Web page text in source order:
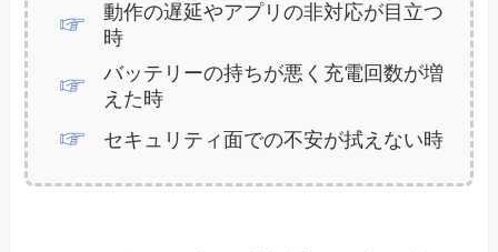
動作の遅延やアプリの非対応が目立つ
時
バッテリーの持ちが悪く充電回数が増
えた時
セキュリティ面での不安が拭えない時